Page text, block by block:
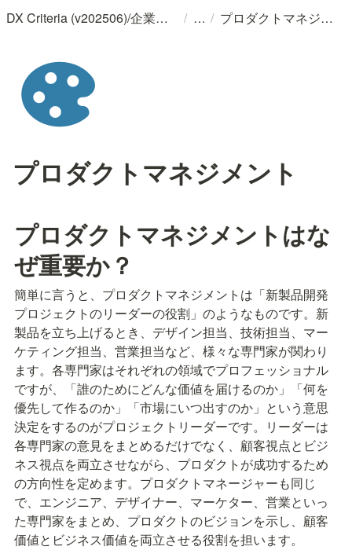
DX Criteria (v202506)/企業のデジタル化とソフトウェア活用のためのガイドライン / / プロダクトマネジメント
プロダクトマネジメント
プロダクトマネジメントはな
ぜ重要か？
簡単に言うと、プロダクトマネジメントは「新製品開発
プロジェクトのリーダーの役割」のようなものです。新
製品を立ち上げるとき、デザイン担当、技術担当、マー
ケティング担当、営業担当など、様々な専門家が関わり
ます。各専門家はそれぞれの領域でプロフェッショナル
ですが、「誰のためにどんな価値を届けるのか」「何を
優先して作るのか」「市場にいつ出すのか」という意思
決定をするのがプロジェクトリーダーです。リーダーは
各専門家の意見をまとめるだけでなく、顧客視点とビジ
ネス視点を両立させながら、プロダクトが成功するため
の方向性を定めます。プロダクトマネージャーも同じ
で、エンジニア、デザイナー、マーケター、営業といっ
た専門家をまとめ、プロダクトのビジョンを示し、顧客
価値とビジネス価値を両立させる役割を担います。